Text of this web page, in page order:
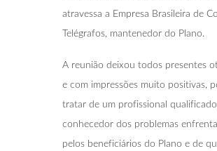
atravessa a Empresa Brasileira de
Telégrafos, mantenedor do Plano.
A reunião deixou todos presentes
e com impressões muito positivas,
tratar de um profissional qualificado,
conhecedor dos problemas
pelos beneficiários do Plano e de